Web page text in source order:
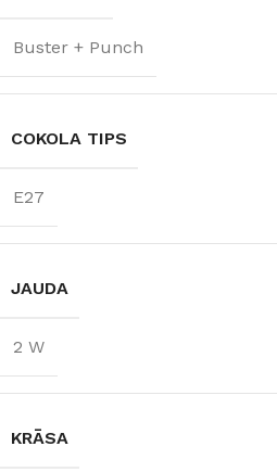
Buster + Punch
COKOLA TIPS
E27
JAUDA
2 W
KRĀSA